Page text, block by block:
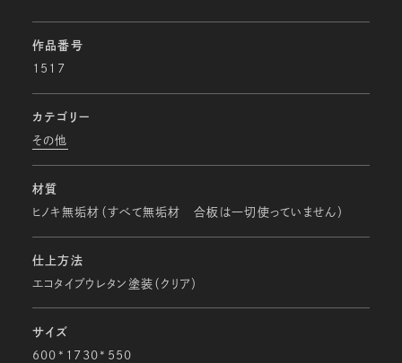
作品番号
1517
カテゴリー
その他
材質
ヒノキ無垢材（すべて無垢材 合板は一切使っていません）
仕上方法
エコタイプウレタン塗装（クリア）
サイズ
600*1730*550